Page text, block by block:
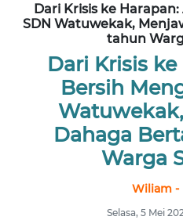
Dari Krisis ke
SDN Watuwekak,
tahun
Dari Krisis
Bersih
Dahaga
Warga
Wiliam -
Selasa, 5 Mei
UTAMA
NUSANTARA
SERBA-